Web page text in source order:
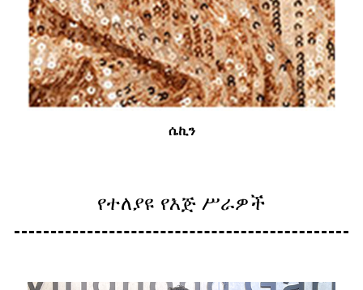
ሴኪን
የተለያዩ የእጅ ሥራዎች